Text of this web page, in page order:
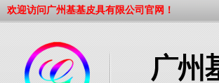
欢迎访问广州基基皮具有限公司官网！